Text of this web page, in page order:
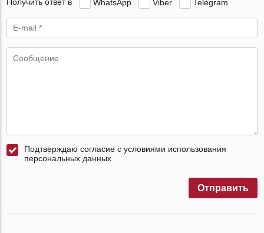
Получить ответ в WhatsApp Viber Telegram
Подтверждаю согласие с условиями использования
персональных данных
Отправить